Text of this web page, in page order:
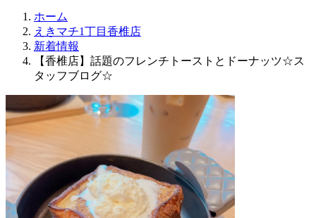
ホーム
えきマチ1丁目香椎店
新着情報
【香椎店】話題のフレンチトーストとドーナッツ☆ス
タッフブログ☆